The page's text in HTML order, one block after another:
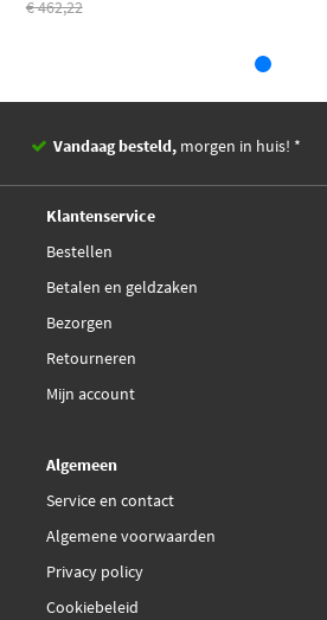
€ 462,22
Vandaag besteld, morgen in huis! *
Klantenservice
Bestellen
Betalen en geldzaken
Bezorgen
Retourneren
Mijn account
Algemeen
Service en contact
Algemene voorwaarden
Privacy policy
Cookiebeleid